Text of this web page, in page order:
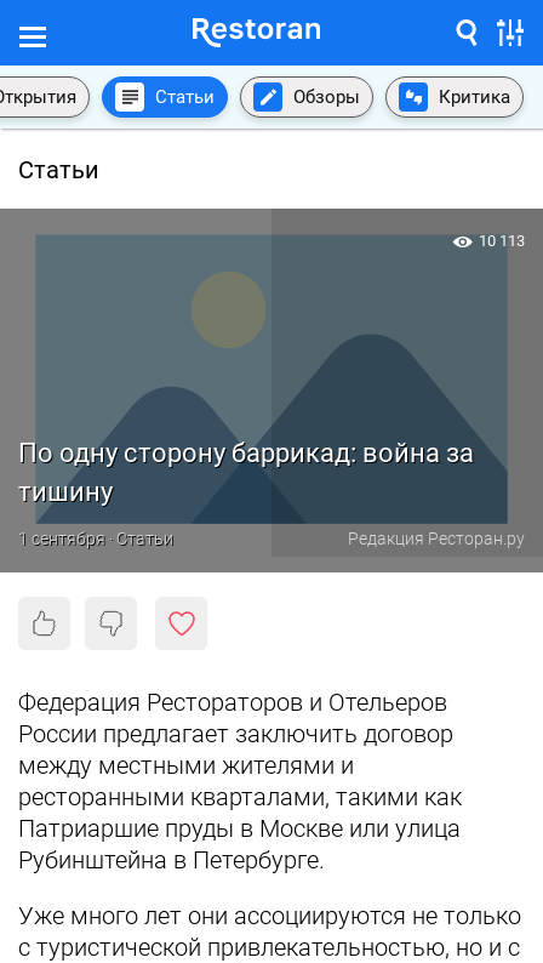
Статьи Обзоры Критика
Статьи
По одну сторону баррикад: война за
тишину
1 сентября · Статьи Редакция Ресторан.ру
10 113
Федерация Рестораторов и Отельеров
России предлагает заключить договор
между местными жителями и
ресторанными кварталами, такими как
Патриаршие пруды в Москве или улица
Рубинштейна в Петербурге.
Уже много лет они ассоциируются не только
с туристической привлекательностью, но и с